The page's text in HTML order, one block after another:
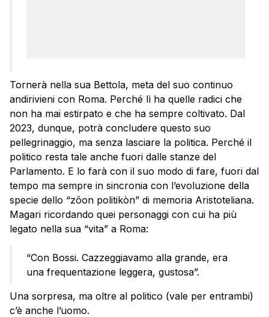
Tornerà nella sua Bettola, meta del suo continuo
andirivieni con Roma. Perché lì ha quelle radici che
non ha mai estirpato e che ha sempre coltivato. Dal
2023, dunque, potrà concludere questo suo
pellegrinaggio, ma senza lasciare la politica. Perché il
politico resta tale anche fuori dalle stanze del
Parlamento. E lo farà con il suo modo di fare, fuori dal
tempo ma sempre in sincronia con l’evoluzione della
specie dello “zôon politikòn” di memoria Aristoteliana.
Magari ricordando quei personaggi con cui ha più
legato nella sua “vita” a Roma:
“Con Bossi. Cazzeggiavamo alla grande, era
una frequentazione leggera, gustosa”.
Una sorpresa, ma oltre al politico (vale per entrambi)
c’è anche l’uomo.